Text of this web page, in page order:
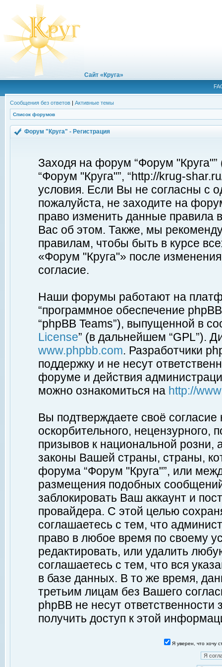
Сайт «Круга»
Сообщения без ответов | Активные темы
Список форумов
Форум "Круга" - Регистрация
Заходя на форум “Форум
“Форум "Круга"”, “http://krug-
условия. Если Вы не согласны с
пожалуйста, не заходите на
право изменить данные правила
Вас об этом. Также, мы
правилам, чтобы быть в курсе
«Форум "Круга"» после
согласие.
Наши форумы работают на
“программное обеспечение
“phpBB Teams”), выпущенной в
License” (в дальнейшем “GPL”).
www.phpbb.com. Разработчики
поддержку и не несут
форуме и действия
можно ознакомиться на http://
Вы подтверждаете своё
оскорбительного, нецензурного,
призывов к национальной
законы Вашей страны, страны,
форума “Форум "Круга"”, или
размещения подобных
заблокировать Ваш аккаунт и
провайдера. С этой целью
соглашаетесь с тем, что
право в любое время по своему
редактировать, или удалить
соглашаетесь с тем, что вся
в базе данных. В то же время,
третьим лицам без Вашего
phpBB не несут ответственности
получить доступ к этой
Я уверен, что хочу